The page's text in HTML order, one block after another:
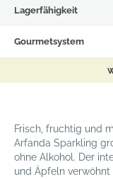
Lagerfähigkeit
Gourmetsystem
Frisch, fruchtig und
Arfanda Sparkling
ohne Alkohol. Der
und Äpfeln